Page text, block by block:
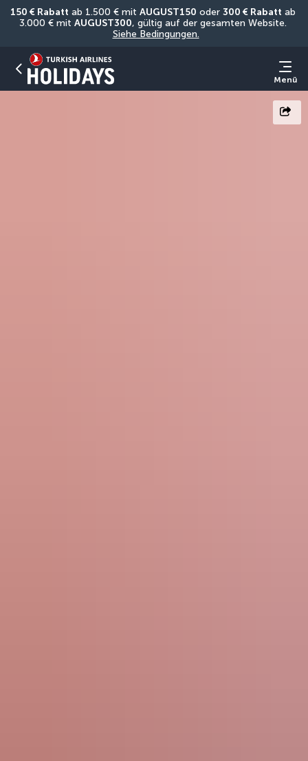
150 € Rabatt ab 1.500 € mit AUGUST150 oder 300 € Rabatt ab
3.000 € mit AUGUST300
Siehe Bedingungen.
Menü